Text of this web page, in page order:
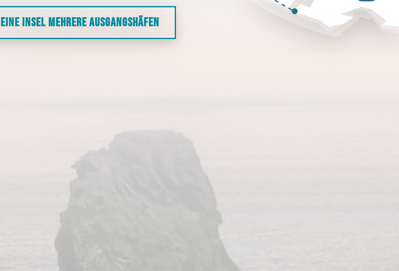
EINE INSEL MEHRERE AUSGANGSHÄFEN